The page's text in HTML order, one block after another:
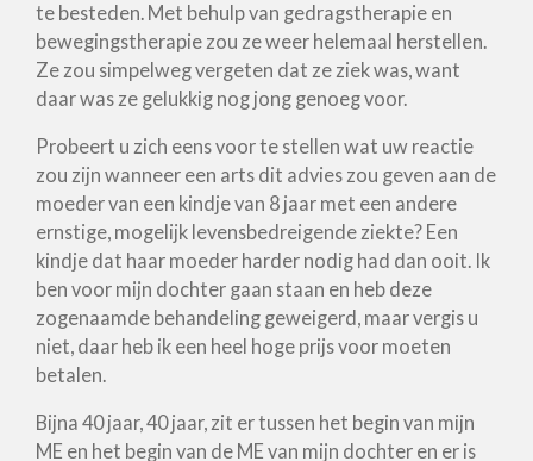
te besteden. Met behulp van gedragstherapie en
bewegingstherapie zou ze weer helemaal herstellen.
Ze zou simpelweg vergeten dat ze ziek was, want
daar was ze gelukkig nog jong genoeg voor.
Probeert u zich eens voor te stellen wat uw reactie
zou zijn wanneer een arts dit advies zou geven aan de
moeder van een kindje van 8 jaar met een andere
ernstige, mogelijk levensbedreigende ziekte? Een
kindje dat haar moeder harder nodig had dan ooit. Ik
ben voor mijn dochter gaan staan en heb deze
zogenaamde behandeling geweigerd, maar vergis u
niet, daar heb ik een heel hoge prijs voor moeten
betalen.
Bijna 40 jaar, 40 jaar, zit er tussen het begin van mijn
ME en het begin van de ME van mijn dochter en er is